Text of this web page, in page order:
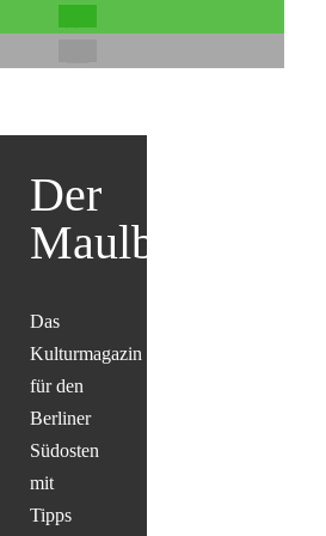
Der
Maulbär
Das
Kulturmagazin
für den
Berliner
Südosten
mit
Tipps